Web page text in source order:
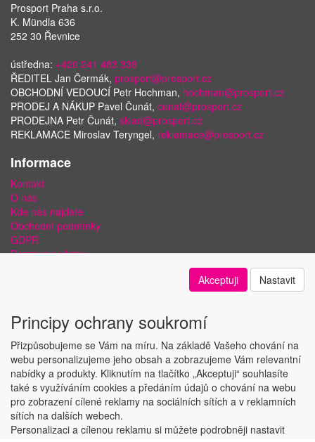
Prosport Praha s.r.o.
K. Mündla 636
252 30 Řevnice
ústředna: +420 241 483 338
ŘEDITEL Jan Čermák, prosport@prosport.cz
OBCHODNÍ VEDOUCÍ Petr Hochman, hochman@prosport.cz
PRODEJ A NÁKUP Pavel Čunát, cunat@prosport.cz
PRODEJNA Petr Čunát, sklad@prosport.cz
REKLAMACE Miroslav Teryngel, reklamace@prosport.cz
Informace
Kontakt
O nás
Kde nás najdete
Obchodní podmínky
GDPR
Doprava a platba
Copyright © ABRA Software a.s. 2018
Akceptuji Nastavit
Principy ochrany soukromí
Přizpůsobujeme se Vám na míru. Na základě Vašeho chování na
webu personalizujeme jeho obsah a zobrazujeme Vám relevantní
nabídky a produkty. Kliknutím na tlačítko „Akceptuji“ souhlasíte
také s využíváním cookies a předáním údajů o chování na webu
pro zobrazení cílené reklamy na sociálních sítích a v reklamních
sítích na dalších webech.
Personalizaci a cílenou reklamu si můžete podrobněji nastavit